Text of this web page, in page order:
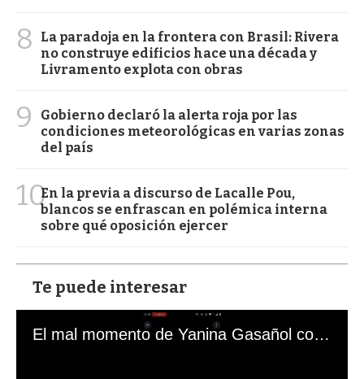
8
La paradoja en la frontera con Brasil: Rivera
no construye edificios hace una década y
Livramento explota con obras
9
Gobierno declaró la alerta roja por las
condiciones meteorológicas en varias zonas
del país
10En la previa a discurso de Lacalle Pou,
blancos se enfrascan en polémica interna
sobre qué oposición ejercer
Te puede interesar
El mal momento de Yanina Gasañol con un hincha argentino en "Subrayado"